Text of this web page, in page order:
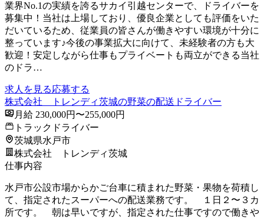
業界No.1の実績を誇るサカイ引越センターで、ドライバーを
募集中！当社は上場しており、優良企業としても評価をいた
だいているため、従業員の皆さんが働きやすい環境が十分に
整っています♪今後の事業拡大に向けて、未経験者の方も大
歓迎！安定しながら仕事もプライベートも両立ができる当社
のドラ…
求人を見る応募する
株式会社 トレンディ茨城の野菜の配送ドライバー
月給 230,000円〜255,000円
トラックドライバー
茨城県水戸市
株式会社 トレンディ茨城
仕事内容
水戸市公設市場からかご台車に積まれた野菜・果物を荷積し
て、指定されたスーパーへの配送業務です。 １日２〜３カ
所です。 朝は早いですが、指定された仕事ですので働きや